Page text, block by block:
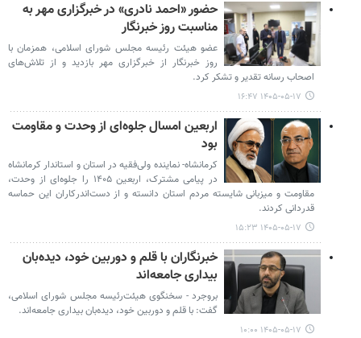
حضور «احمد نادری» در خبرگزاری مهر به
مناسبت روز خبرنگار
عضو هیئت‌ رئیسه مجلس شورای اسلامی، همزمان با
روز خبرنگار از خبرگزاری مهر بازدید و از تلاش‌های
اصحاب رسانه تقدیر و تشکر کرد.
۱۴۰۵-۰۵-۱۷ ۱۶:۴۷
اربعین امسال جلوه‌ای از وحدت و مقاومت
بود
کرمانشاه- نماینده ولی‌فقیه در استان و استاندار کرمانشاه
در پیامی مشترک، اربعین ۱۴۰۵ را جلوه‌ای از وحدت،
مقاومت و میزبانی شایسته مردم استان دانسته و از دست‌اندرکاران این حماسه
قدردانی کردند.
۱۴۰۵-۰۵-۱۷ ۱۵:۲۳
خبرنگاران با قلم و دوربین خود، دیده‌بان
بیداری جامعه‌اند
بروجرد - سخنگوی هیئت‌رئیسه مجلس شورای اسلامی،
گفت: با قلم و دوربین خود، دیده‌بان بیداری جامعه‌اند.
۱۴۰۵-۰۵-۱۷ ۱۰:۰۰